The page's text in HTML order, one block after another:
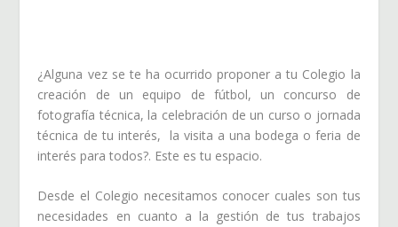
¿Alguna vez se te ha ocurrido proponer a tu Colegio la
creación de un equipo de fútbol, un concurso de
fotografía técnica, la celebración de un curso o jornada
técnica de tu interés, la visita a una bodega o feria de
interés para todos?. Este es tu espacio.
Desde el Colegio necesitamos conocer cuales son tus
necesidades en cuanto a la gestión de tus trabajos